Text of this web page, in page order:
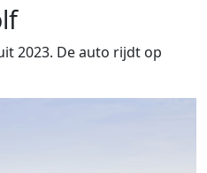
2023. De auto rijdt op